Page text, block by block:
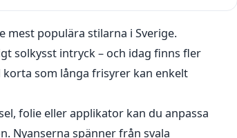
mest populära stilarna i Sverige.
solkysst intryck – och idag finns fler
som långa frisyrer kan enkelt
folie eller applikator kan du anpassa
Nyanserna spänner från svala